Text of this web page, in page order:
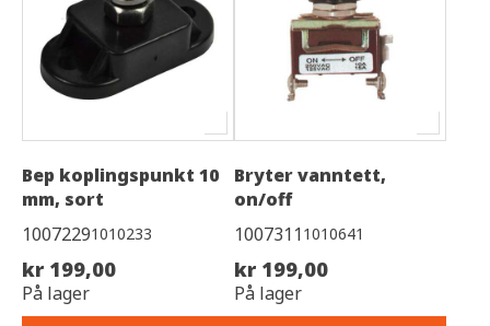
Bep koplingspunkt 10
mm, sort
10072291010233
kr 199,00
På lager
Bryter vanntett,
on/off
10073111010641
kr 199,00
På lager